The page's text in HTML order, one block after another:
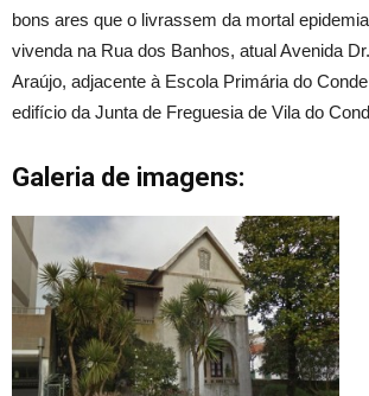
bons ares que o livrassem da mortal
vivenda na Rua dos Banhos, atual Avenida
Araújo, adjacente à Escola Primária do
edifício da Junta de Freguesia de Vila do
Galeria de imagens: